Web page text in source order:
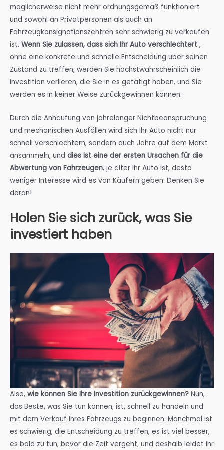
möglicherweise nicht mehr ordnungsgemäß funktioniert
und sowohl an Privatpersonen als auch an
Fahrzeugkonsignationszentren sehr schwierig zu verkaufen
ist. Wenn Sie zulassen, dass sich Ihr Auto verschlechtert ,
ohne eine konkrete und schnelle Entscheidung über seinen
Zustand zu treffen, werden Sie höchstwahrscheinlich die
Investition verlieren, die Sie in es getätigt haben, und Sie
werden es in keiner Weise zurückgewinnen können.
Durch die Anhäufung von jahrelanger Nichtbeanspruchung
und mechanischen Ausfällen wird sich Ihr Auto nicht nur
schnell verschlechtern, sondern auch Jahre auf dem Markt
ansammeln, und dies ist eine der ersten Ursachen für die
Abwertung von Fahrzeugen, je älter Ihr Auto ist, desto
weniger Interesse wird es von Käufern geben. Denken Sie
daran!
Holen Sie sich zurück, was Sie
investiert haben
Also, wie können Sie Ihre Investition zurückgewinnen? Nun,
das Beste, was Sie tun können, ist, schnell zu handeln und
mit dem Verkauf Ihres Fahrzeugs zu beginnen. Manchmal ist
es schwierig, die Entscheidung zu treffen, es ist viel besser,
es bald zu tun, bevor die Zeit vergeht, und deshalb leidet Ihr